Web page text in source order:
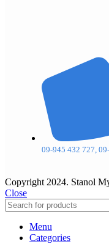
09-945 432 727,
Copyright 2024. Stanol
Close
Menu
Categories